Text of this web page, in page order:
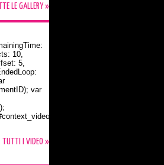
LE GALLERY »
a Flynn
10,
5,
var
TUTTI I VIDEO »